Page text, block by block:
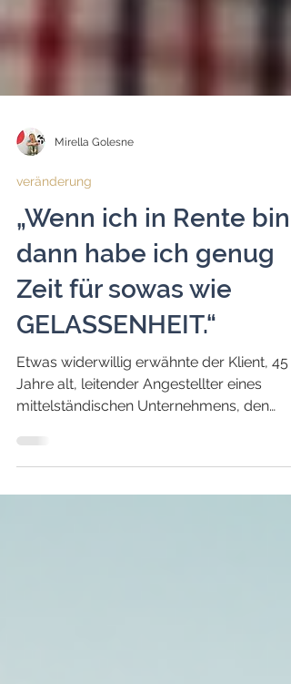
Mirella Golesne
veränderung
„Wenn ich in Rente bin,
dann habe ich genug
Zeit für sowas wie
GELASSENHEIT.“
Etwas widerwillig erwähnte der Klient, 45
Jahre alt, leitender Angestellter eines
mittelständischen Unternehmens, den